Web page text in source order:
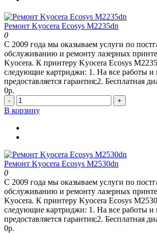
Ремонт Kyocera Ecosys M2235dn
0
С 2009 года мы оказываем услуги по
обслуживанию и ремонту лазерных
Kyocera. К принтеру Kyocera Ecosys
следующие картриджи: 1. На все работы и
предоставляется гарантия;2. Бесплатная
0р.
- +
В корзину
Ремонт Kyocera Ecosys M2530dn
0
С 2009 года мы оказываем услуги по
обслуживанию и ремонту лазерных
Kyocera. К принтеру Kyocera Ecosys
следующие картриджи: 1. На все работы и
предоставляется гарантия;2. Бесплатная
0р.